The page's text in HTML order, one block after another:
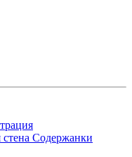
стена Содержанки